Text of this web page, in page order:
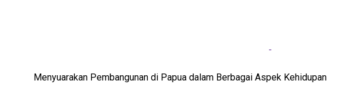
Menyuarakan Pembangunan di Papua dalam Berbagai Aspek Kehidupan